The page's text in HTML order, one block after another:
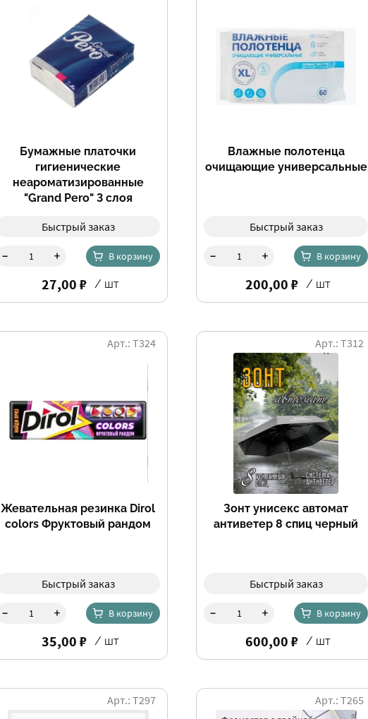
Бумажные платочки
гигиенические
неароматизированные
"Grand Pero" 3 слоя
Быстрый заказ
- + В корзину
27,00 ₽ / шт
Влажные полотенца
очищающие универсальные
Быстрый заказ
- + В корзину
200,00 ₽ / шт
Жевательная резинка Dirol
colors Фруктовый рандом
Арт.: Т324
Быстрый заказ
- + В корзину
35,00 ₽ / шт
Зонт унисекс автомат
антиветер 8 спиц черный
Арт.: Т312
Быстрый заказ
- + В корзину
600,00 ₽ / шт
Арт.: Т297 Арт.: Т265